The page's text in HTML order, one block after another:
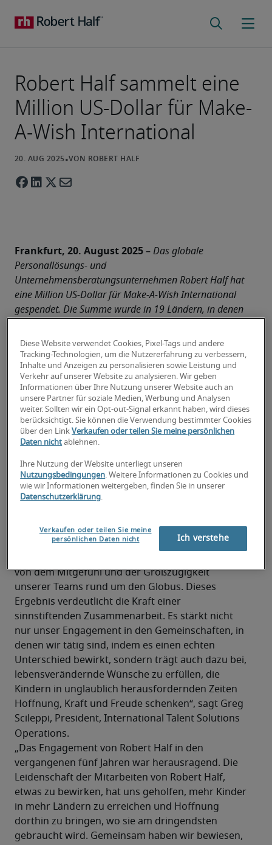
Robert Half sammelt eine
Million US-Dollar für Make-
A-Wish International
Frankfurt, 20. August 2025 – Das globale
Personallösungs- und
Unternehmensberatungsunternehmen Robert Half hat
eine Million US-Dollar für Make-A-Wish International
gespendet. Die Summe wurde in 19 Ländern, in denen
eingesammelt. Die Spende kommt Kindern mit
schweren Erkrankungen weltweit zugute, um ihnen
Herzenswünsche zu erfüllen.
Robert Half ist seit fünf Jahren Partner von Make-
A-Wish International. Die Mitarbeitenden können
durch die Initiative weltweit Fundraising-
Aktivitäten gestaltet, etwa durch die die jährliche
Round the World Challenge und die Global Activity
Kuchenverkäufe, ehrenamtliches Engagement,
Veranstaltungen wie Spendenläufe und viele
weitere Spendenprogramme.
Spenden für Make-A-Wish International zu
erreichen, ist ein wunderbarer Meilenstein in
von dem Mitgefühl und der Großzügigkeit
unserer Teams rund um den Globus. Dieses
Ergebnis verdeutlicht die Kraft einer
sinnstiftenden Zusammenarbeit. Es stärkt nicht
nur unser Engagement in den Gemeinschaften, in
denen wir tätig sind, indem es einen echten
Unterschied bewirkt, sondern trägt auch dazu bei,
lebensverändernde Wünsche zu erfüllen, die
Kindern in unglaublich herausfordernden Zeiten
Hoffnung, Kraft und Freude schenken“, sagt Greg
Scileppi, President, International Talent Solutions
Operations.
„Das Engagement von Robert Half in den
vergangenen fünf Jahren war herausragend. Die
Leidenschaft der Mitarbeiten von Robert Half,
etwas zu bewirken, hat uns geholfen, mehr Kinder
in mehr Ländern zu erreichen und Hoffnung
dorthin zu bringen, wo sie am dringendsten
gebraucht wird. Gemeinsam haben wir bewiesen,
Diese Website verwendet Cookies, Pixel-Tags und andere
Tracking-Technologien, um die Nutzererfahrung zu verbessern,
Inhalte und Anzeigen zu personalisieren sowie Leistung und
Verkehr auf unserer Website zu analysieren. Wir geben
Informationen über Ihre Nutzung unserer Website auch an
unsere Partner für soziale Medien, Werbung und Analysen
weiter. Sollten wir ein Opt-out-Signal erkannt haben, wird dieses
berücksichtigt. Sie können die Verwendung bestimmter Cookies
über den LinkVerkaufen oder teilen Sie meine persönlichen
Daten nicht ablehnen.
Ihre Nutzung der Website unterliegt unseren
Nutzungsbedingungen. Weitere Informationen zu Cookies und
wie wir Informationen weitergeben, finden Sie in unserer
Datenschutzerklärung.
Verkaufen oder teilen Sie meine
persönlichen Daten nicht
Ich verstehe